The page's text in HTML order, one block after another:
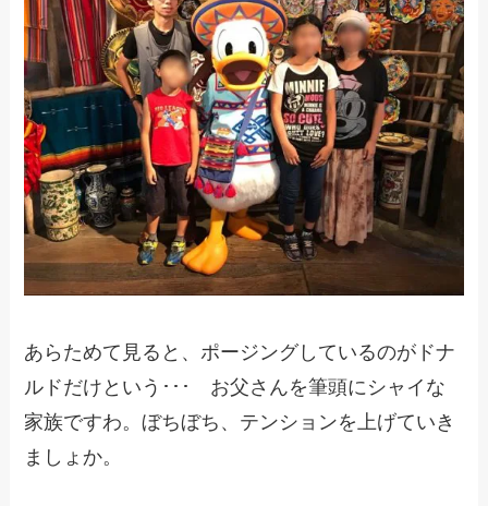
あらためて見ると、ポージングしているのがドナ
ルドだけという･･･ お父さんを筆頭にシャイな
家族ですわ。ぼちぼち、テンションを上げていき
ましょか。